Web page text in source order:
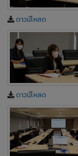
ดาวน์โหลด
ดาวน์โหลด